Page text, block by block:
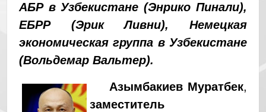
АБР в Узбекистане (Энрико Пинали),
ЕБРР (Эрик Ливни), Немецкая
экономическая группа в Узбекистане
(Вольдемар Вальтер).
Азымбакиев Муратбек,
заместитель